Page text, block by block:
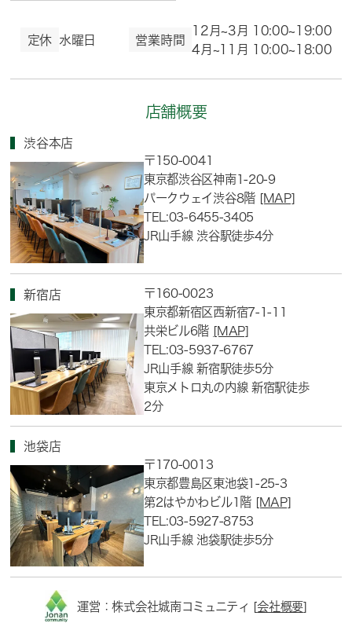
定休 水曜日 営業時間
12月~3月 10:00~19:00
4月~11月 10:00~18:00
店舗概要
渋谷本店
〒150-0041
東京都渋谷区神南1-20-9
パークウェイ渋谷8階 [MAP]
TEL:03-6455-3405
JR山手線 渋谷駅徒歩4分
新宿店
〒160-0023
東京都新宿区西新宿7-1-11
共栄ビル6階 [MAP]
TEL:03-5937-6767
JR山手線 新宿駅徒歩5分
東京メトロ丸の内線 新宿駅徒歩
2分
池袋店
〒170-0013
東京都豊島区東池袋1-25-3
第2はやかわビル1階 [MAP]
TEL:03-5927-8753
JR山手線 池袋駅徒歩5分
運営：株式会社城南コミュニティ [会社概要]